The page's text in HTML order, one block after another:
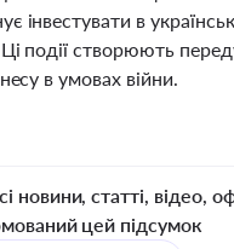
в
події створюють
в умовах війни.
статті, відео,
цей підсумок